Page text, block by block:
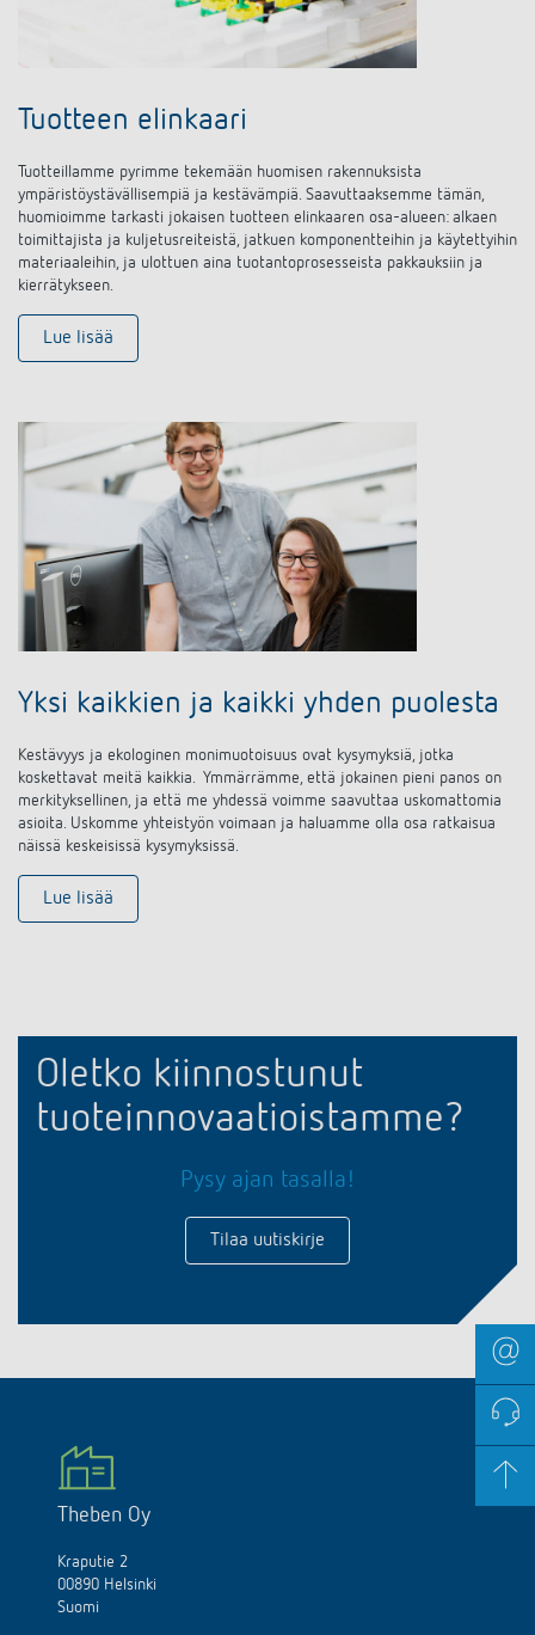
Tuotteen elinkaari
Tuotteillamme pyrimme tekemään huomisen rakennuksista
ympäristöystävällisempiä ja kestävämpiä. Saavuttaaksemme tämän,
huomioimme tarkasti jokaisen tuotteen elinkaaren osa-alueen: a lkaen
toimittajista ja kuljetusreiteistä, jatkuen komponentteihin ja käytettyihin
materiaaleihin, ja ulottuen aina tuotantoprosesseista pakkauksiin ja
kierrätykseen.
Lue lisää
Yksi kaikkien ja kaikki yhden puolesta
Kestävyys ja ekologinen monimuotoisuus ovat kysymyksiä, jotka
koskettavat meitä kaikkia. Ymmärrämme, että jokainen pieni panos on
merkityksellinen, ja että me yhdessä voimme saavuttaa uskomattomia
asioita. Uskomme yhteistyön voimaan ja haluamme olla osa ratkaisua
näissä keskeisissä kysymyksissä.
Lue lisää
Oletko kiinnostunut
tuoteinnovaatioistamme?
Pysy ajan tasalla!
Tilaa uutiskirje
Theben Oy
Kraputie 2
00890 Helsinki
Suomi